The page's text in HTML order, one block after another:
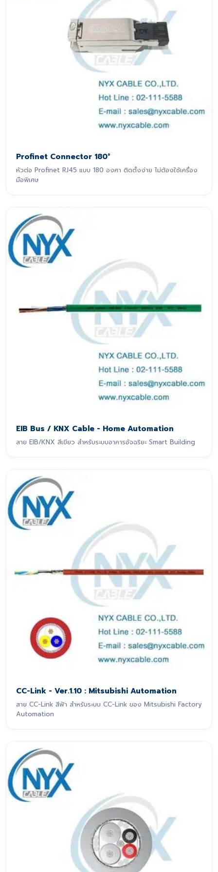
Profinet Connector 180°
หัวต่อ Profinet RJ45 แบบ 180 องศา ติดตั้งง่าย ไม่ต้องใช้เครื่อง
มือพิเศษ
EIB Bus / KNX Cable - Home Automation
สาย EIB/KNX สีเขียว สำหรับระบบอาคารอัจฉริยะ Smart Building
CC-Link - Ver.1.10 : Mitsubishi Automation
สาย CC-Link สีฟ้า สำหรับระบบ CC-Link ของ Mitsubishi Factory
Automation